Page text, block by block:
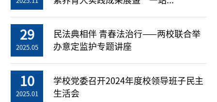
29
2025.05
民法典相伴 青春法治行——两校联合举
办意定监护专题讲座
10
2025.01
学校党委召开2024年度校领导班子民主
生活会